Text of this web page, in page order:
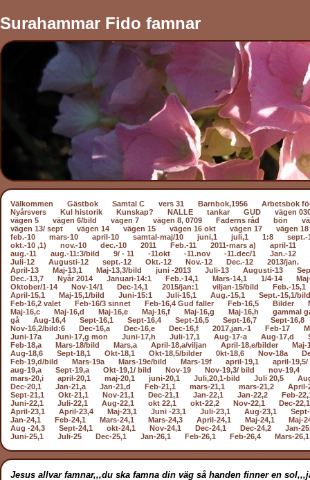
Surahammar Fido famnar
Välkommen Gästbok Samtal C vers 31 Barnbok,1956
Arbetsbok
Nyårsvers
Kul historik Kunskap? NALLE tankar GUD
vägen
vägen 5
vägen 6/bild vägen 7 vägen 8, 0709 Faderns råd bön
vägen 13/ sept
vägen 14 vägen 15 vägen 16 okt vägen 17
vägen 18
feb.-10
mars-10 april-10 samtal-maj/10 juni,1 juli,1 1:8
sept.-
okt.-10 ,1)
nov.-10 dec.-10 2011 Feb.-11 2011-mars a)
april-11
aug.-11
aug.-11:3/bild 9/ - 11 -11okt -11.nov -11.dec/1
Jan.-12
Juli-12
Augusti-12 sept.-12 Okt.-12 Nov.-12 Dec.-12
2013/jan.
April-13
Maj-13,1 Maj-13,3/bild juni -2013 Juli-13 Augusti-13
Dec.-13,7
Nyår 2014 Januari-14:1 Feb.-14,1 Mars-14,1 1/4-14
Oktober/1-14
Nov-14/1 Dec-14,1 2015/jan:1 viljan-15/bild
Feb.-15,1
April-15,1
Maj-15,1/bild Juni-15:1 Juli-15,1 Aug.-15,1
Sept.-15,1/
Feb-16,2 valet
Feb-16/3 sinnet Feb-16,4 Gud faller Feb-16,5 Bilder
Maj-16,c
Maj-16,d Maj-16,e Maj-16,f Maj-16,g Maj-16,h
gammal
gå
Aug-16,4 Sept-16,1 Sept-16,4 Sept-16,5 Sept-16,7
Sept-16,8
Nov-16,2/bild:6
Dec-16,a Dec-16,e Dec-16,f 2017,jan.-1 Feb-17
Juni-17a
Juni-17,g mon Juni-17,h Juli-17,1 Aug-17-a Aug-17,d
Feb-18,a
Mars-18/bild Mars,a April-18,a/viljan April-18,e/bilder
Maj-
Aug-18,6
Sept-18,1 Okt-18,1 Okt-18,5/bilder 0kt-18,6 Nov-18a
Feb-19,d/bild
Mars-19a Mars-19e/bild Mars-19f april-19,1
april-
aug-19,a
Sept-19,a Okt-19,1/ bild Nov-19 Nov-19,3/ bild
nov-19,4
mars-20,i
april-20,1 maj-20,1 juni-20,1 Juli,20,1-bild Juli 20,5
Dec-20,1
Jan-21,a Jan-21,d Feb-21,1 mars-21,1 mars-21,2
April-
Sept-21,1
Okt-21,1 Nov-21,1 Dec-21,1 Jan-22,1 Jan-22,2
Feb-
Juni-22,1
Juli-22,1 Aug-22,1 okt 22,1 okt-22,2 Nov-22,1
Dec-22,1
April-23,1
April-23,4 Maj-23,1 Juni -23,1 Juli-23,1 Aug-23,1
Jan-24,1
Feb-24,1 Mars-24,1 Mars-24,3 April-24,1 Maj-24,1
Maj-
Aug -24,3
Sept-24,1 okt-24,1 Nov-24,1 Dec-24,1 Dec-24,2
Jan-
Juni-25,1
Juli-25 Dec-25,1 Jan-26,1 Feb-26,1 Feb-26,4 Mars-26,1
Jesus allvar famnar,,,du ska famna din väg så handen finner en